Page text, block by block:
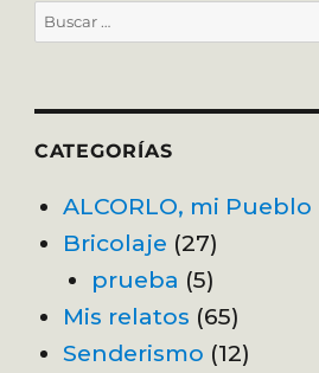
Buscar
por:
CATEGORÍAS
ALCORLO, mi Pueblo
Bricolaje (27)
prueba (5)
Mis relatos (65)
Senderismo (12)